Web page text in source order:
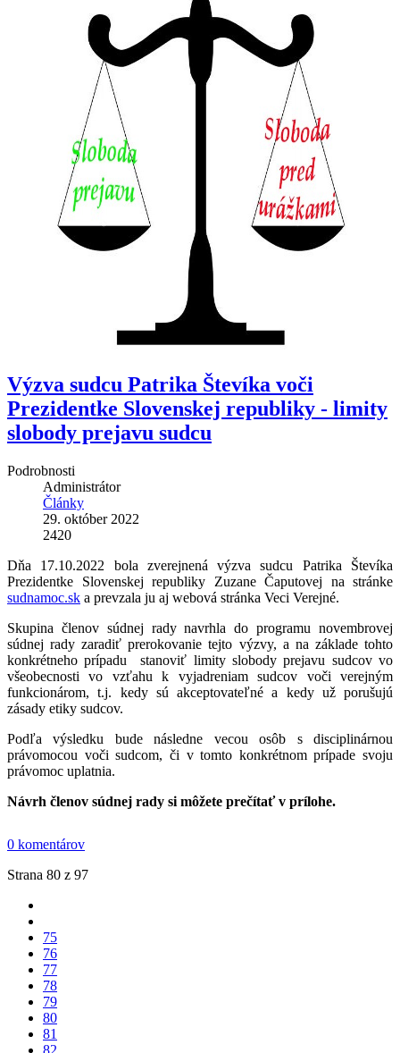
Výzva sudcu Patrika Števíka voči
Prezidentke Slovenskej republiky - limity
slobody prejavu sudcu
Podrobnosti
Administrátor
Články
29. október 2022
2420
Dňa 17.10.2022 bola zverejnená výzva sudcu Patrika Števíka
Prezidentke Slovenskej republiky Zuzane Čaputovej na stránke
sudnamoc.sk a prevzala ju aj webová stránka Veci Verejné.
Skupina členov súdnej rady navrhla do programu novembrovej
súdnej rady zaradiť prerokovanie tejto výzvy, a na základe tohto
konkrétneho prípadu stanoviť limity slobody prejavu sudcov vo
všeobecnosti vo vzťahu k vyjadreniam sudcov voči verejným
funkcionárom, t.j. kedy sú akceptovateľné a kedy už porušujú
zásady etiky sudcov.
Podľa výsledku bude následne vecou osôb s disciplinárnou
právomocou voči sudcom, či v tomto konkrétnom prípade svoju
právomoc uplatnia.
Návrh členov súdnej rady si môžete prečítať v prílohe.
0 komentárov
Strana 80 z 97
75
76
77
78
79
80
81